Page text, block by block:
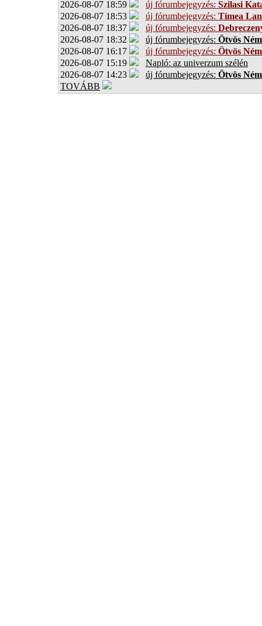
2026-08-07 18:59 új fórumbejegyzés: Szilasi
2026-08-07 18:53
új fórumbejegyzés: Tímea
2026-08-07 18:37
új fórumbejegyzés:
2026-08-07 18:32
új fórumbejegyzés: Ötvös
2026-08-07 16:17
új fórumbejegyzés: Ötvös
2026-08-07 15:19
Napló: az univerzum szélén
2026-08-07 14:23
új fórumbejegyzés: Ötvös
TOVÁBB